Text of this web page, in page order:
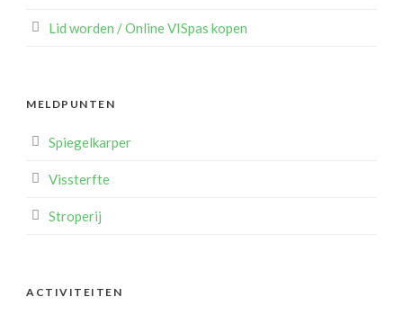
Lid worden / Online VISpas kopen
MELDPUNTEN
Spiegelkarper
Vissterfte
Stroperij
ACTIVITEITEN